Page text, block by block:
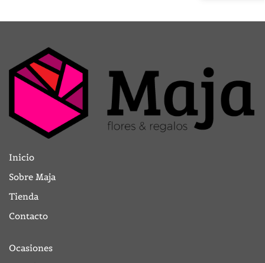
Inicio
Sobre Maja
Tienda
Contacto
Ocasiones